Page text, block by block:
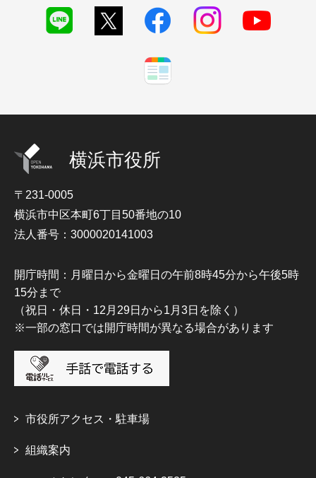
横浜市役所
〒231-0005
横浜市中区本町6丁目50番地の10
法人番号：3000020141003
開庁時間：月曜日から金曜日の午前8時45分から午後5時
15分まで
（祝日・休日・12月29日から1月3日を除く）
※一部の窓口では開庁時間が異なる場合があります
市役所アクセス・駐車場
組織案内